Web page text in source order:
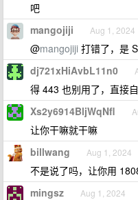
吧
mangojiji Aug 1, 2024
@mangojiji 打错了，是
dj721xHiAvbL11n0
得 443 也别用了，直接
Xs2y6914BljWqNfl
让你干嘛就干嘛
billwang Aug 1, 2024
不是说了吗，让你用
mingsz Aug 1, 2024